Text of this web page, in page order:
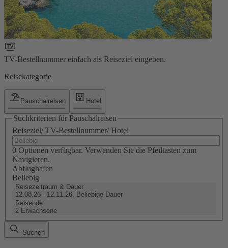
TV-Bestellnummer einfach als Reiseziel eingeben.
Reisekategorie
Pauschalreisen Hotel
Suchkriterien für Pauschalreisen
Reiseziel/ TV-Bestellnummer/ Hotel
0 Optionen verfügbar. Verwenden Sie die Pfeiltasten zum
Navigieren.
Abflughafen
Beliebig
Reisezeitraum & Dauer
12.08.26 - 12.11.26, Beliebige Dauer
Reisende
2 Erwachsene
Suchen